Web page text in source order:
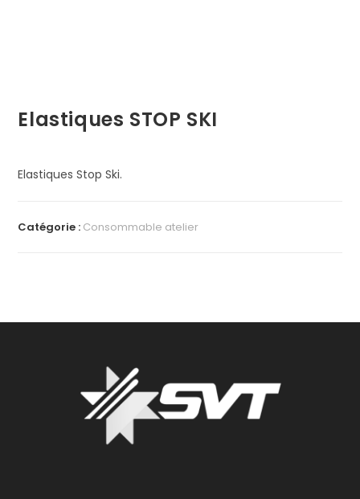
Elastiques STOP SKI
Elastiques Stop Ski.
Catégorie : Consommable atelier